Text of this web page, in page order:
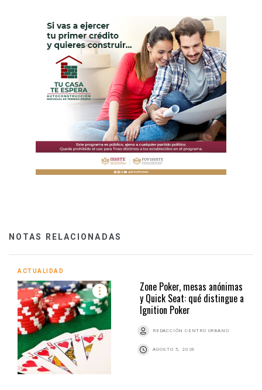
NOTAS RELACIONADAS
ACTUALIDAD
Zone Poker, mesas anónimas
y Quick Seat: qué distingue a
Ignition Poker
REDACCIÓN CENTRO URBANO
AGOSTO 5, 2026